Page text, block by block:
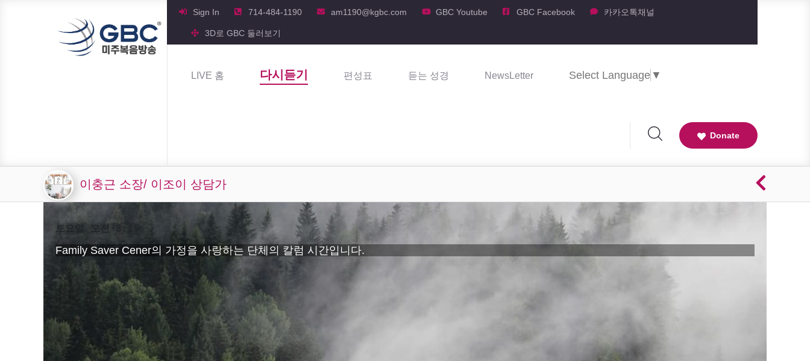
Sign In 714-484-1190 am1190@kgbc.com GBC Youtube GBC Facebook 카카오톡채널
3D로 GBC 둘러보기
LIVE 홈 다시듣기 편성표 듣는 성경 NewsLetter Select Language ▼
Donate
이충근 소장/ 이조이 상담가
토요일 오전 8:15
Family Saver Cener의 가정을 사랑하는 단체의 칼럼 시간입니다.